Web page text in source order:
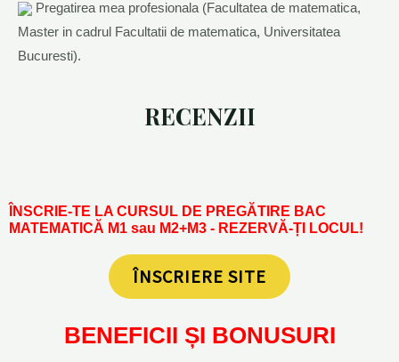
Pregatirea mea profesionala (Facultatea de matematica,
Master in cadrul Facultatii de matematica, Universitatea
Bucuresti).
RECENZII
ÎNSCRIE-TE LA CURSUL DE PREGĂTIRE BAC
MATEMATICĂ M1 sau M2+M3 - REZERVĂ-ȚI LOCUL!
ÎNSCRIERE SITE
BENEFICII ȘI BONUSURI